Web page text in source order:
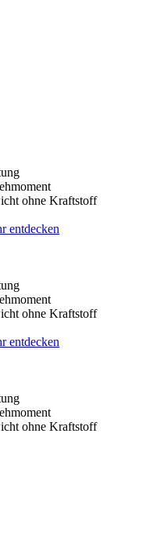
ohne Kraftstoff
entdecken
ohne Kraftstoff
entdecken
ohne Kraftstoff